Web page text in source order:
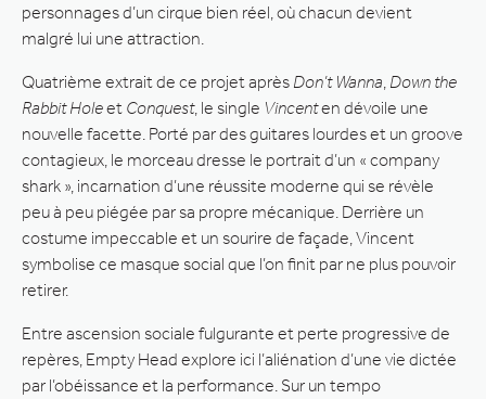
personnages d’un cirque bien réel, où chacun devient
malgré lui une attraction.
Quatrième extrait de ce projet après Don’t Wanna Down the
Rabbit Holeet Conquest, le single Vincenten dévoile une
nouvelle facette. Porté par des guitares lourdes et un groove
contagieux, le morceau dresse le portrait d’un « company
shark », incarnation d’une réussite moderne qui se révèle
peu à peu piégée par sa propre mécanique. Derrière un
costume impeccable et un sourire de façade, Vincent
symbolise ce masque social que l’on finit par ne plus pouvoir
retirer.
Entre ascension sociale fulgurante et perte progressive de
repères, Empty Head explore ici l’aliénation d’une vie dictée
par l’obéissance et la performance. Sur un tempo